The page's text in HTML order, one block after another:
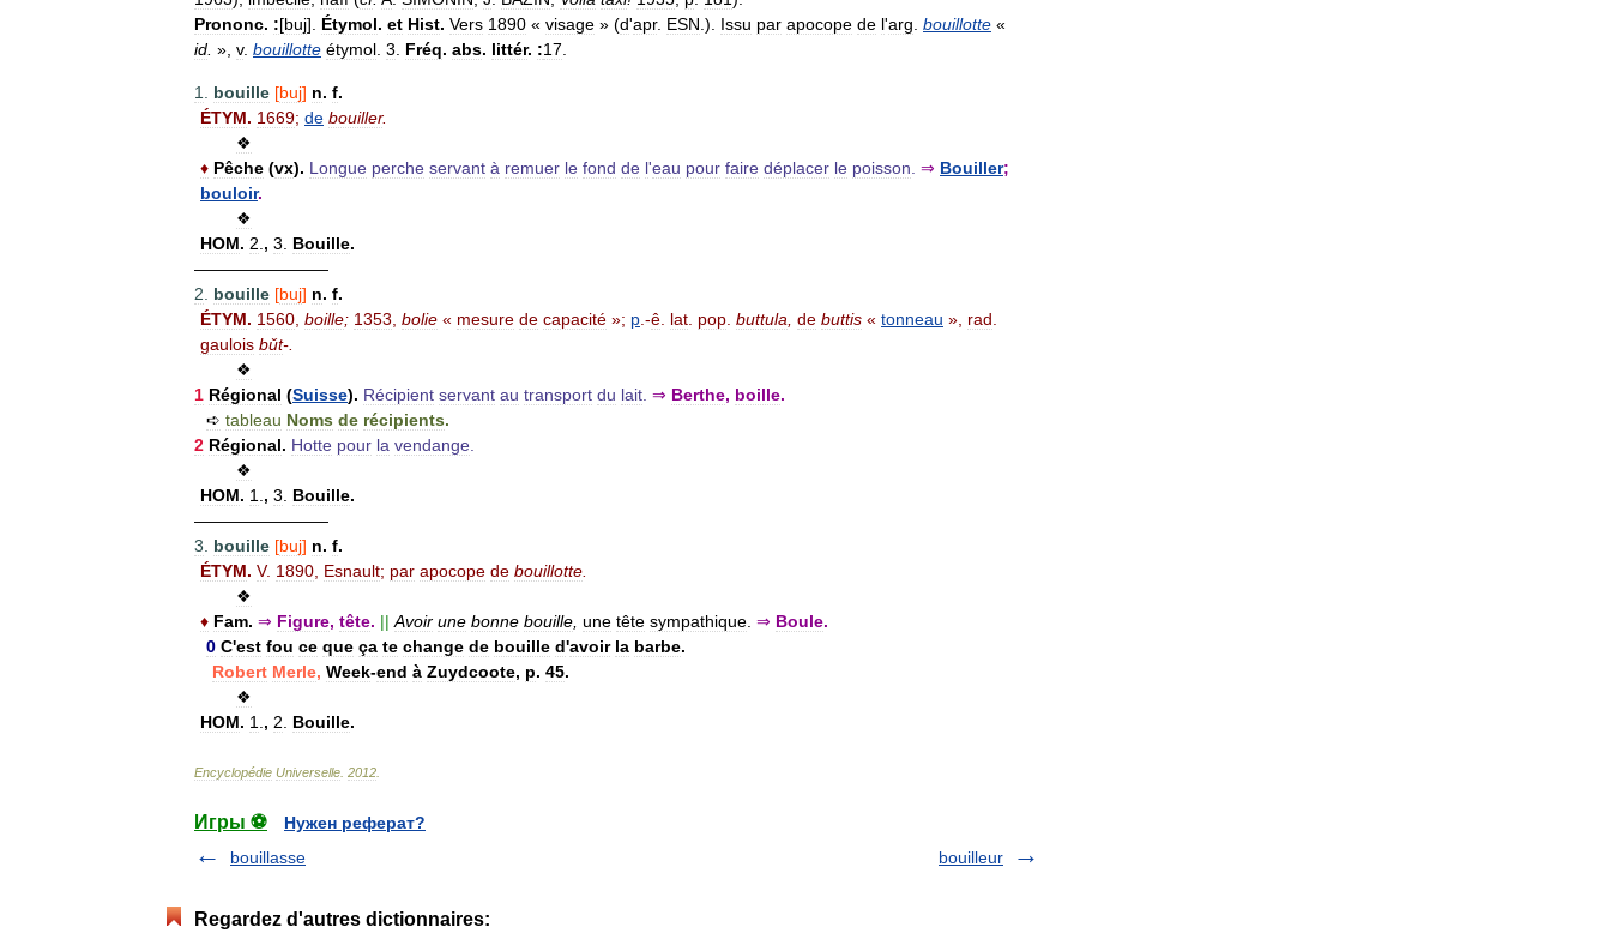
Prononc. :[buj]. Étymol. et Hist. Vers 1890 « visage » (d'apr. ESN .). Issu par apocope de l'arg bouillotte «
id », v. bouillotte étymol 3 Fréq. abs. littér. :17
1 bouille [buj] n. f.
ÉTYM. 1669; de bouiller.
❖
♦ Pêche (vx). Longue perche servant à remuer le fond de l'eau pour faire déplacer le poisson ⇒ Bouiller;
bouloir.
❖
HOM. 2 , 3 Bouille.
————————
2
bouille [buj] n. f.
ÉTYM. 1560 boille; 1353 bolie « mesure de capacité »; p .-ê lat pop buttula de buttis « tonneau », rad
gaulois bǔt-.
❖
1 Régional (Suisse). Récipient servant au transport du lait ⇒ Berthe, boille.
➪ tableau Noms de récipients.
2 Régional. Hotte pour la vendange
❖
HOM. 1 , 3 Bouille.
————————
3
bouille [buj] n. f.
ÉTYM. V. 1890 Esnault; par apocope de bouillotte
❖
♦ Fam. ⇒ Figure, tête. || Avoir une bonne bouille une tête sympathique ⇒ Boule.
0 C'est fou ce que ça te change de bouille d'avoir la barbe.
Robert Merle, Week-end à Zuydcoote, p. 45.
❖
HOM. 1 , 2 Bouille.
Encyclopédie Universelle 2012
Игры ⚽
Нужен реферат?
bouillasse
bouilleur
Regardez d'autres dictionnaires: